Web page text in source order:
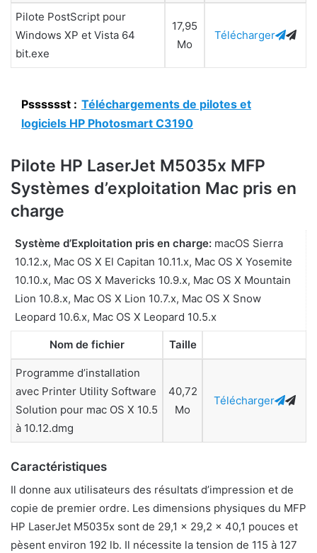
Pilote PostScript pour
Windows XP et Vista 64
bit.exe
17,95
Mo
Télécharger
Psssssst : Téléchargements de pilotes et
logiciels HP Photosmart C3190
Pilote HP LaserJet M5035x MFP
Systèmes d’exploitation Mac pris en
charge
Système d’Exploitation pris en charge: macOS Sierra
10.12.x, Mac OS X El Capitan 10.11.x, Mac OS X Yosemite
10.10.x, Mac OS X Mavericks 10.9.x, Mac OS X Mountain
Lion 10.8.x, Mac OS X Lion 10.7.x, Mac OS X Snow
Leopard 10.6.x, Mac OS X Leopard 10.5.x
Nom de fichier Taille
Programme d’installation
avec Printer Utility Software
Solution pour mac OS X 10.5
à 10.12.dmg
40,72
Mo
Télécharger
Caractéristiques
Il donne aux utilisateurs des résultats d’impression et de
copie de premier ordre. Les dimensions physiques du MFP
HP LaserJet M5035x sont de 29,1 × 29,2 × 40,1 pouces et
pèsent environ 192 lb. Il nécessite la tension de 115 à 127